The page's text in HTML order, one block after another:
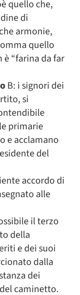
quello che,
di
armonie,
quello
è “farina da far
B: i signori dei
si
primarie
e acclamano
del
accordo di
alle
il terzo
della
e dei suoi
dalla
dei
caminetto.